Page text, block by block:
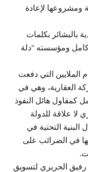
ومشروعها لإعادة
بالبشائر بكلمات
كامل ومؤسسته “دلة
الملايين التي دفعت
العقارية، وهي في
كمقاول هائل النفوذ
لا علاقة للدولة
البنية التحتية في
في الضرائب على
رفيق الحريري لتسويق